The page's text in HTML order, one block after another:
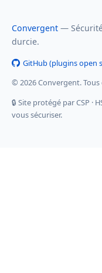
Convergent —
durcie.
GitHub (plugins open
© 2026 Convergent.
🔒 Site protégé par CSP ·
vous sécuriser.